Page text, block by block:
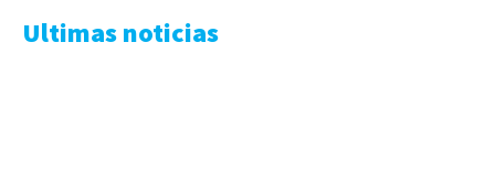
Ultimas noticias